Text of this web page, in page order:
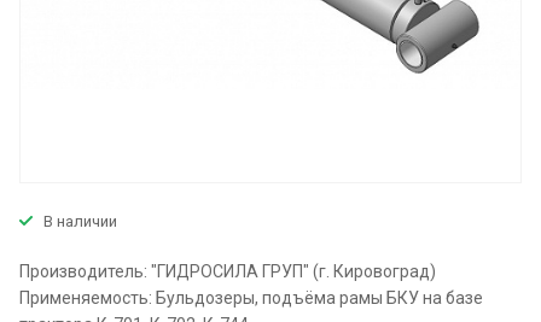
В наличии
Производитель: "ГИДРОСИЛА ГРУП" (г. Кировоград)
Применяемость: Бульдозеры, подъёма рамы БКУ на базе